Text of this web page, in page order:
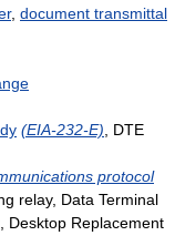
, document transmittal
(EIA-232-E) , DTE
protocol
relay, Data Terminal
Desktop Replacement